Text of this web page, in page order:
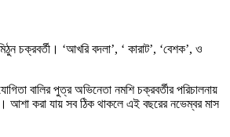
চক্রবর্তী। ‘আখরি বদলা’, ‘ কারাট’, ‘বেশক’, ও
বালির পুত্র অভিনেতা নমশি চক্রবর্তীর পরিচালনায়
আশা করা যায় সব ঠিক থাকলে এই বছরের নভেম্বর মাস